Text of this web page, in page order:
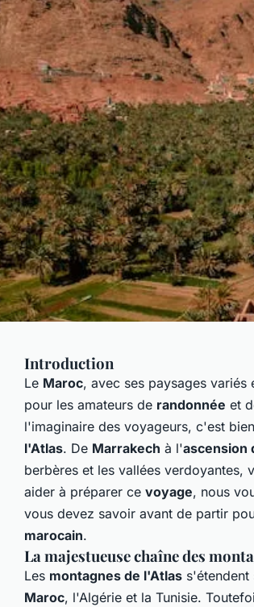
Introduction
Le Maroc, avec ses paysages variés
pour les amateurs de randonnée et
l'imaginaire des voyageurs, c'est
l'Atlas. De Marrakech à l'ascension
berbères et les vallées verdoyantes,
aider à préparer ce voyage, nous
vous devez savoir avant de partir
marocain.
La majestueuse chaîne des
Les montagnes de l'Atlas
Maroc, l'Algérie et la Tunisie.